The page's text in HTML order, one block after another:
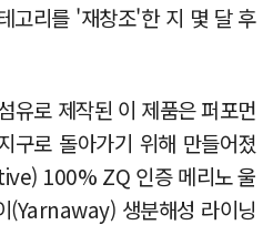
고리를 '재창조'한 지 몇 달 후
유로 제작된 이 제품은 퍼포먼
구로 돌아가기 위해 만들어졌
100% ZQ 인증 메리노 울
(Yarnaway) 생분해성 라이닝